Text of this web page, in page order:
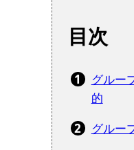
目次
グルー
的
グルー